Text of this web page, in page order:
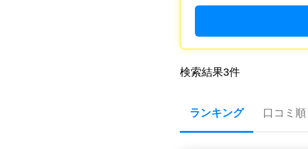
検索結果3件
ランキング 口コミ順